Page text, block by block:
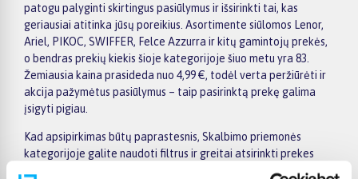
patogu palyginti skirtingus pasiūlymus ir išsirinkti tai, kas
geriausiai atitinka jūsų poreikius. Asortimente siūlomos Lenor,
Ariel, PIKOC, SWIFFER, Felce Azzurra ir kitų gamintojų prekės,
o bendras prekių kiekis šioje kategorijoje šiuo metu yra 83.
Žemiausia kaina prasideda nuo 4,99 €, todėl verta peržiūrėti ir
akcija pažymėtus pasiūlymus – taip pasirinktą prekę galima
įsigyti pigiau.
Kad apsipirkimas būtų paprastesnis, Skalbimo priemonės
kategorijoje galite naudoti filtrus ir greitai atsirinkti prekes
pagal gamintoją, kainą, savybes ar kitus aktualius kriterijus.